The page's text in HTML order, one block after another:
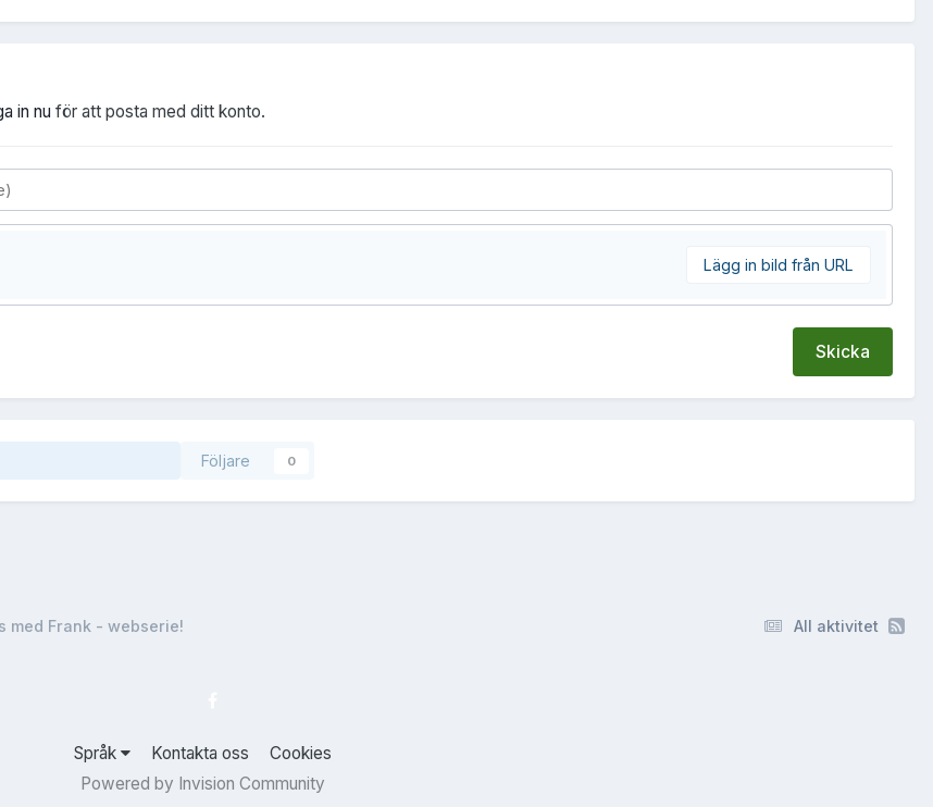
in nu för att posta med ditt konto.
Lägg in bild från URL
Skicka
Följare 0
All aktivitet
med Frank - webserie!
Språk Kontakta oss
Cookies
Powered by Invision Community